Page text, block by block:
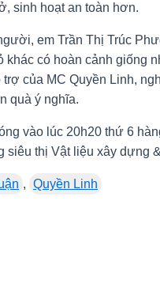
sinh hoạt an toàn hơn.
em Trần Thị Trúc
khác có hoàn cảnh giống
của MC Quyền Linh,
quà ý nghĩa.
vào lúc 20h20 thứ 6
thị Vật liệu xây dựng
, Quyền Linh